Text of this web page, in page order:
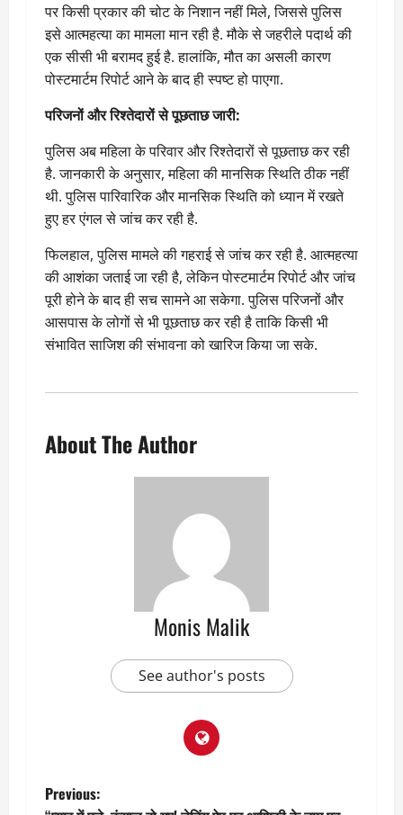
पर किसी प्रकार की चोट के निशान नहीं मिले, जिससे पुलिस
इसे आत्महत्या का मामला मान रही है. मौके से जहरीले पदार्थ की
एक सीसी भी बरामद हुई है. हालांकि, मौत का असली कारण
पोस्टमार्टम रिपोर्ट आने के बाद ही स्पष्ट हो पाएगा.
परिजनों और रिश्तेदारों से पूछताछ जारी:
पुलिस अब महिला के परिवार और रिश्तेदारों से पूछताछ कर रही
है. जानकारी के अनुसार, महिला की मानसिक स्थिति ठीक नहीं
थी. पुलिस पारिवारिक और मानसिक स्थिति को ध्यान में रखते
हुए हर एंगल से जांच कर रही है.
फिलहाल, पुलिस मामले की गहराई से जांच कर रही है. आत्महत्या
की आशंका जताई जा रही है, लेकिन पोस्टमार्टम रिपोर्ट और जांच
पूरी होने के बाद ही सच सामने आ सकेगा. पुलिस परिजनों और
आसपास के लोगों से भी पूछताछ कर रही है ताकि किसी भी
संभावित साजिश की संभावना को खारिज किया जा सके.
About The Author
Monis Malik
See author's posts
P
Previous: